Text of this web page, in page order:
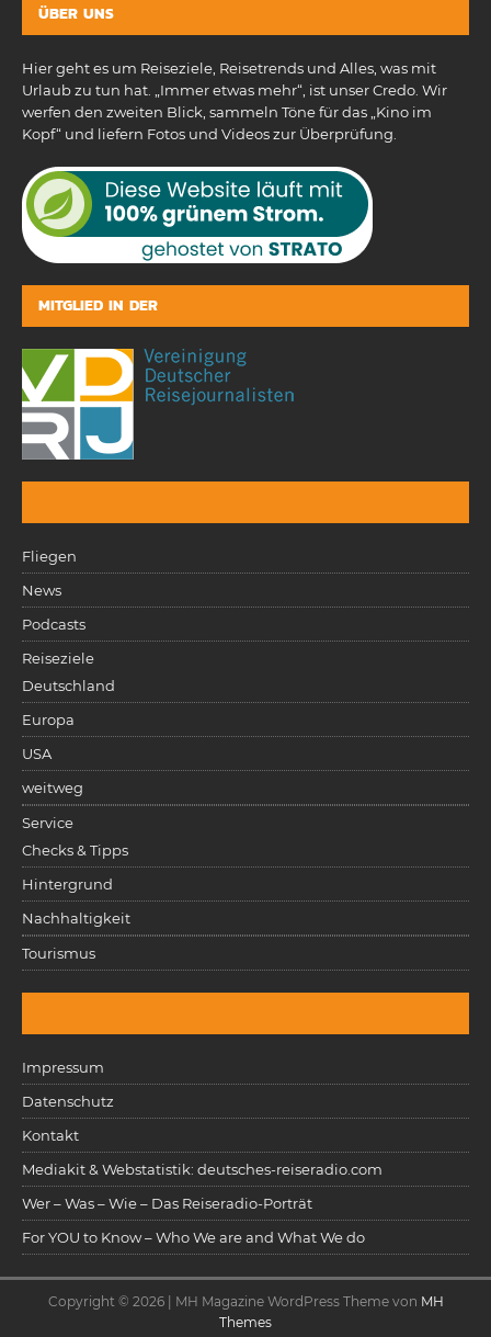
ÜBER UNS
Hier geht es um Reiseziele, Reisetrends und Alles, was mit
Urlaub zu tun hat. „Immer etwas mehr“, ist unser Credo. Wir
werfen den zweiten Blick, sammeln Töne für das „Kino im
Kopf“ und liefern Fotos und Videos zur Überprüfung.
MITGLIED IN DER
Fliegen
News
Podcasts
Reiseziele
Deutschland
Europa
USA
weitweg
Service
Checks & Tipps
Hintergrund
Nachhaltigkeit
Tourismus
Impressum
Datenschutz
Kontakt
Mediakit & Webstatistik: deutsches-reiseradio.com
Wer – Was – Wie – Das Reiseradio-Porträt
For YOU to Know – Who We are and What We do
Copyright © 2026 | MH Magazine WordPress Theme von MH
Themes